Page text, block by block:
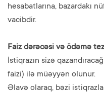
hesabatlarına, bazardakı
vacibdir.
Faiz dərəcəsi və ödəmə
İstiqrazın sizə
faizi) ilə müəyyən olunur.
Əlavə olaraq, bəzi